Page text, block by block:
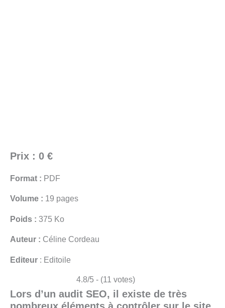
Prix : 0 €
Format : PDF
Volume : 19 pages
Poids : 375 Ko
Auteur : Céline Cordeau
Editeur : Editoile
4.8/5 - (11 votes)
Lors d’un audit SEO, il existe de très